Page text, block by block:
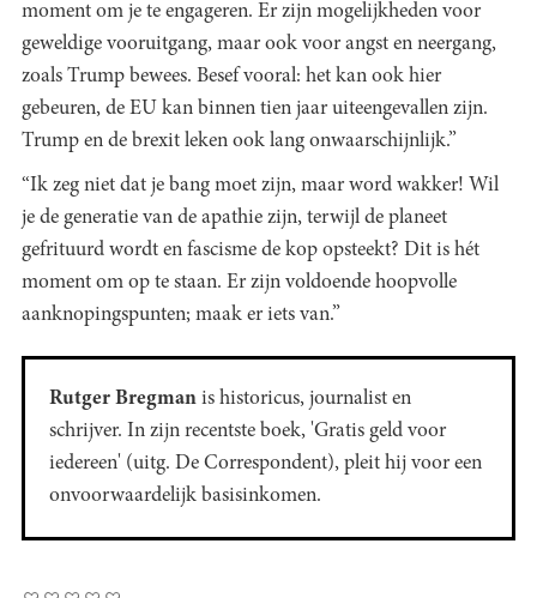
moment om je te engageren. Er zijn mogelijkheden voor
geweldige vooruitgang, maar ook voor angst en neergang,
zoals Trump bewees. Besef vooral: het kan ook hier
gebeuren, de EU kan binnen tien jaar uiteengevallen zijn.
Trump en de brexit leken ook lang onwaarschijnlijk.”
“Ik zeg niet dat je bang moet zijn, maar word wakker! Wil
je de generatie van de apathie zijn, terwijl de planeet
gefrituurd wordt en fascisme de kop opsteekt? Dit is hét
moment om op te staan. Er zijn voldoende hoopvolle
aanknopingspunten; maak er iets van.”
Rutger Bregman is historicus, journalist en
schrijver. In zijn recentste boek, 'Gratis geld voor
iedereen' (uitg. De Correspondent), pleit hij voor een
onvoorwaardelijk basisinkomen.